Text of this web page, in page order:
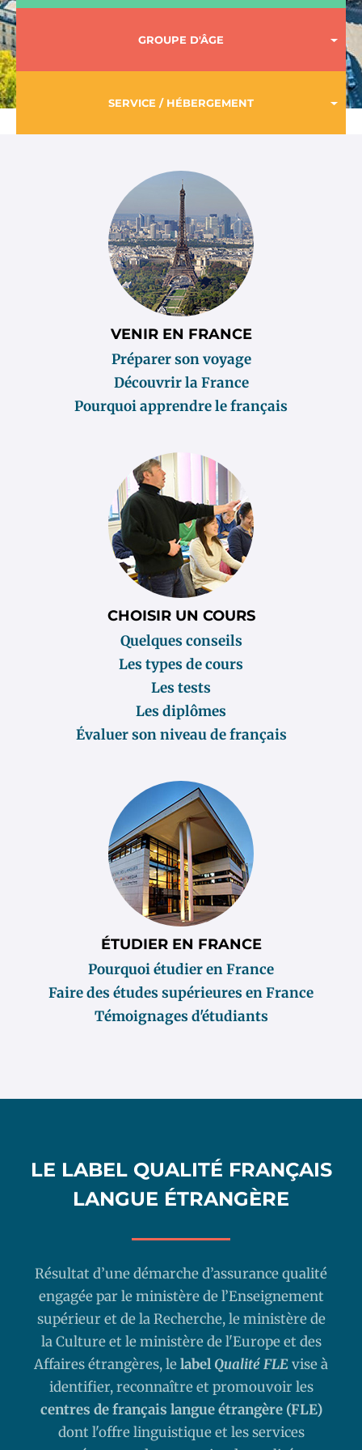
GROUPE D'ÂGE
SERVICE / HÉBERGEMENT
VENIR EN FRANCE
Préparer son voyage
Découvrir la France
Pourquoi apprendre le français
CHOISIR UN COURS
Quelques conseils
Les types de cours
Les tests
Les diplômes
Évaluer son niveau de français
ÉTUDIER EN FRANCE
Pourquoi étudier en France
Faire des études supérieures en France
Témoignages d'étudiants
LE LABEL QUALITÉ FRANÇAIS
LANGUE ÉTRANGÈRE
Résultat d’une démarche d’assurance qualité
engagée par le ministère de l’Enseignement
supérieur et de la Recherche, le ministère de
la Culture et le ministère de l'Europe et des
Affaires étrangères, lelabelQualité FLEvise à
identifier, reconnaître et promouvoir les
centres de français langue étrangère (FLE)
dont l'offre linguistique et les services